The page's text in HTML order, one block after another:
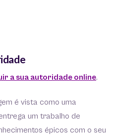
a sua autoridade online.
é vista como uma
um trabalho de
épicos com o seu